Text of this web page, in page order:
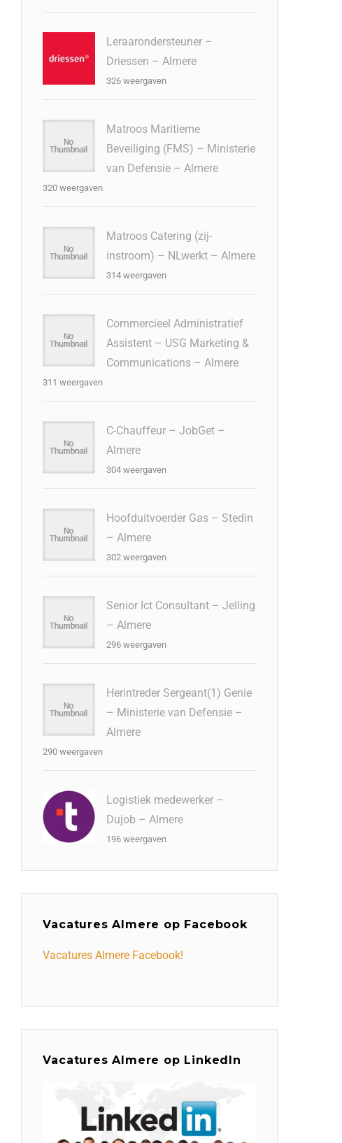
Leraarondersteuner –
Driessen – Almere
326 weergaven
Matroos Maritieme
Beveiliging (FMS) – Ministerie
van Defensie – Almere
320 weergaven
Matroos Catering (zij-
instroom) – NLwerkt – Almere
314 weergaven
Commercieel Administratief
Assistent – USG Marketing &
Communications – Almere
311 weergaven
C-Chauffeur – JobGet –
Almere
304 weergaven
Hoofduitvoerder Gas – Stedin
– Almere
302 weergaven
Senior Ict Consultant – Jelling
– Almere
296 weergaven
Herintreder Sergeant(1) Genie
– Ministerie van Defensie –
Almere
290 weergaven
Logistiek medewerker –
Dujob – Almere
196 weergaven
Vacatures Almere op Facebook
Vacatures Almere Facebook!
Vacatures Almere op LinkedIn